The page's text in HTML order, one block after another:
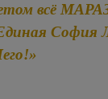
всё
София